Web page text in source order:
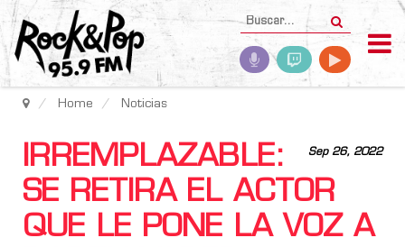
Home Noticias
Sep 26, 2022
IRREMPLAZABLE:
SE RETIRA EL ACTOR
QUE LE PONE LA VOZ A